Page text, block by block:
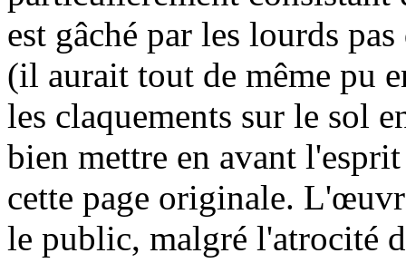
est gâché par les lourds
(il aurait tout de même pu
les claquements sur le sol
bien mettre en avant
cette page originale.
le public, malgré l'atrocité